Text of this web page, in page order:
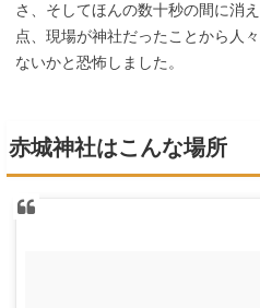
さ、そしてほんの数十秒の間に消
点、現場が神社だったことから人
ないかと恐怖しました。
赤城神社はこんな場所